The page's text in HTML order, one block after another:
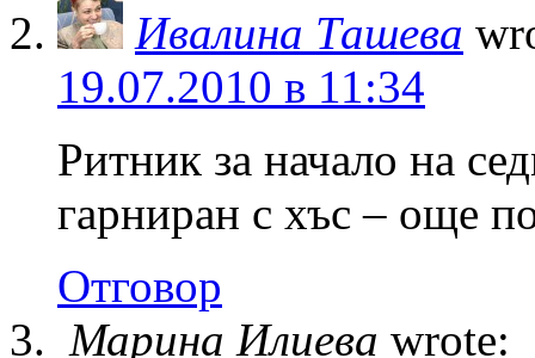
Ивалина Ташева
19.07.2010 в 11:34
Ритник за начало на
гарниран с хъс – още
Отговор
Марина Илиева wrote: